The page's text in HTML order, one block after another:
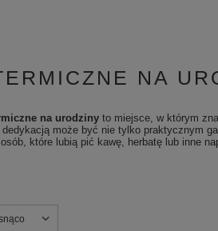
NA
na urodziny to miejsce, w którym
może być nie tylko praktycznym
które lubią pić kawę, herbatę lub inne